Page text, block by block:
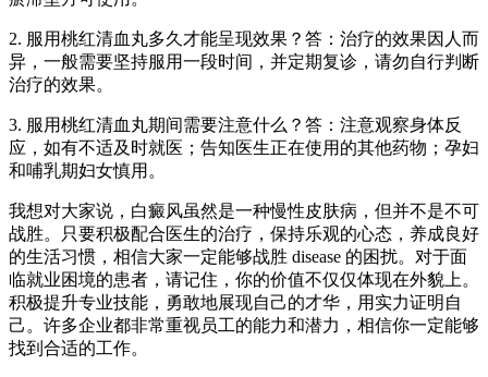
2. 服用桃红清血丸多久才能呈现效果？答：治疗的效果因人而
异，一般需要坚持服用一段时间，并定期复诊，请勿自行判断
治疗的效果。
3. 服用桃红清血丸期间需要注意什么？答：注意观察身体反
应，如有不适及时就医；告知医生正在使用的其他药物；孕妇
和哺乳期妇女慎用。
我想对大家说，白癜风虽然是一种慢性皮肤病，但并不是不可
战胜。只要积极配合医生的治疗，保持乐观的心态，养成良好
的生活习惯，相信大家一定能够战胜 disease 的困扰。对于面
临就业困境的患者，请记住，你的价值不仅仅体现在外貌上。
积极提升专业技能，勇敢地展现自己的才华，用实力证明自
己。许多企业都非常重视员工的能力和潜力，相信你一定能够
找到合适的工作。